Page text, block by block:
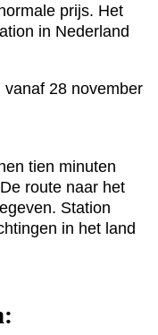
prijs. Het
in Nederland
28 november
tien minuten
route naar het
Station
in het land